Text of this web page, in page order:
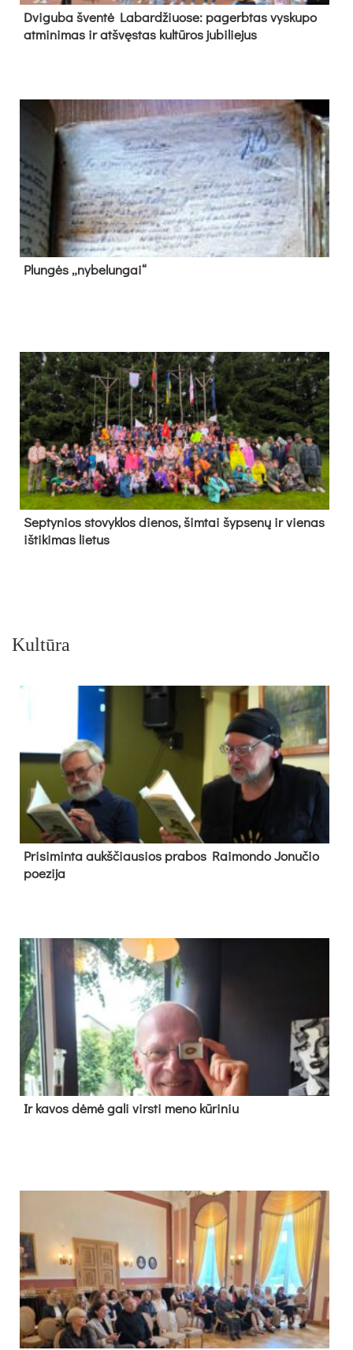
Dvi­gu­ba šven­tė La­bar­džiuo­se: pa­gerb­tas vys­ku­po
at­mi­ni­mas ir at­švęs­tas kul­tū­ros ju­bi­lie­jus
Plun­gės „ny­be­lun­gai“
Sep­ty­nios sto­vyk­los die­nos, šim­tai šyp­se­nų ir vie­nas
iš­ti­ki­mas lie­tus
Kultūra
Pri­si­min­ta aukš­čiau­sios pra­bos Rai­mon­do Jo­nu­čio
poe­zi­ja
Ir ka­vos dė­mė ga­li virs­ti me­no kū­ri­niu